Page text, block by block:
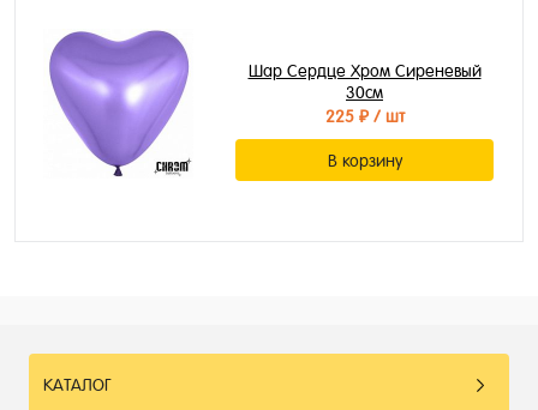
Шар Сердце Хром Сиреневый
30см
225 ₽/ шт
В корзину
КАТАЛОГ